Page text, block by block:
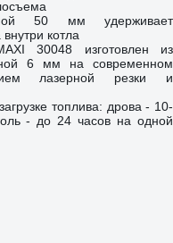
50 мм удерживает
котла
30048 изготовлен из
6 мм на современном
лазерной резки и
топлива: дрова - 10-
- до 24 часов на одной